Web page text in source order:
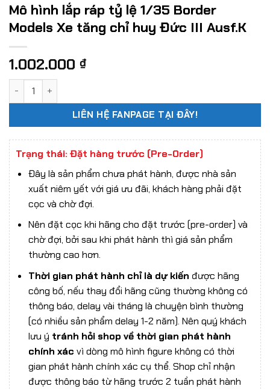
Mô hình lắp ráp tỷ lệ 1/35 Border
Models Xe tăng chỉ huy Đức III Ausf.K
1.002.000 ₫
Mô hình lắp ráp tỷ lệ 1/35 Border Models Xe tăng chỉ huy
LIÊN HỆ FANPAGE TẠI ĐÂY!
Trạng thái: Đặt hàng trước (Pre-Order)
Đây là sản phẩm chưa phát hành, được nhà sản
xuất niêm yết với giá ưu đãi, khách hàng phải đặt
cọc và chờ đợi.
Nên đặt cọc khi hãng cho đặt trước (pre-order) và
chờ đợi, bởi sau khi phát hành thì giá sản phẩm
thường cao hơn.
Thời gian phát hành chỉ là dự kiến được hãng
công bố, nếu thay đổi hãng cũng thường không có
thông báo, delay vài tháng là chuyện bình thường
(có nhiều sản phẩm delay 1-2 năm). Nên quý khách
lưu ý tránh hỏi shop về thời gian phát hành
chính xác vì dòng mô hình figure không có thời
gian phát hành chính xác cụ thể. Shop chỉ nhận
được thông báo từ hãng trước 2 tuần phát hành